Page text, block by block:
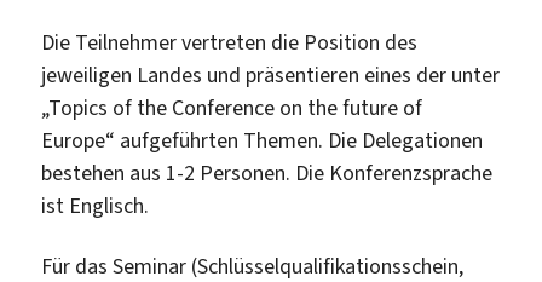
Die Teilnehmer vertreten die Position des
jeweiligen Landes und präsentieren eines der unter
„Topics of the Conference on the future of
Europe“ aufgeführten Themen. Die Delegationen
bestehen aus 1-2 Personen. Die Konferenzsprache
ist Englisch.
Für das Seminar (Schlüsselqualifikationsschein,